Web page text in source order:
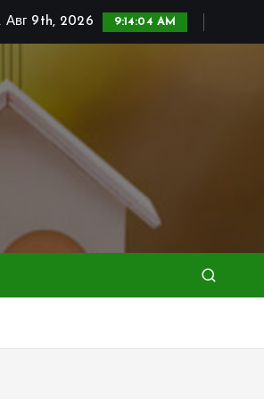
Авг 9th, 2026 9:14:05 AM